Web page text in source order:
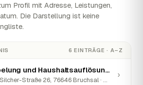
Profil mit Adresse, Leistungen,
Die Darstellung ist keine
6 EINTRÄGE · A–Z
Entrümpelung und Haushaltsauflösung Siegfried Neuberth
Friedrich-Silcher-Straße 26, 76646 Bruchsal · ★ 5 (2)
›